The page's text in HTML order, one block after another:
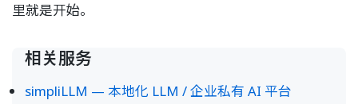
里就是开始。
相关服务
simpliLLM — 本地化 LLM / 企业私有 AI 平台